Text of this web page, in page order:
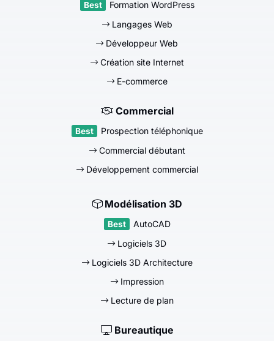
Formation WordPress
Langages Web
Développeur Web
Création site Internet
E-commerce
Commercial
Prospection téléphonique
Commercial débutant
Développement commercial
Modélisation 3D
AutoCAD
Logiciels 3D
Logiciels 3D Architecture
Impression
Lecture de plan
Bureautique